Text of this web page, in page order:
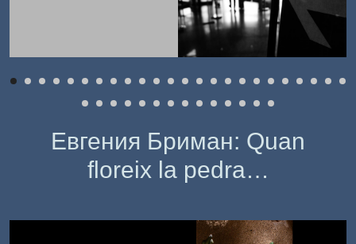
Евгения Бриман: Quan
floreix la pedra…